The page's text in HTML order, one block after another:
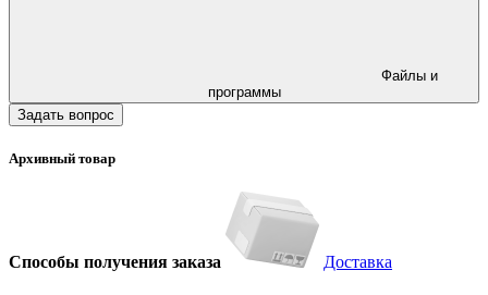
программы
Задать вопрос
Архивный товар
Способы получения заказа Доставка